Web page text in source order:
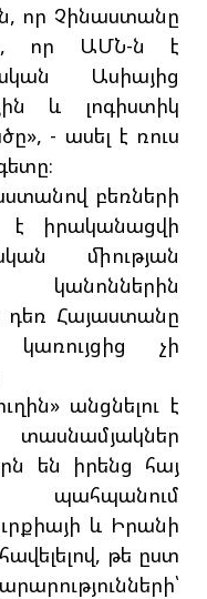
որ Չինաստանը
որ ԱՄՆ-ն է
Ասիայից
և լոգիստիկ
- ասել է ռուս
բեռների
իրականացվի
միության
Հայաստանը
չի
անցնելու է
են իրենց հայ
պահպանում
և Իրանի
թե ըստ